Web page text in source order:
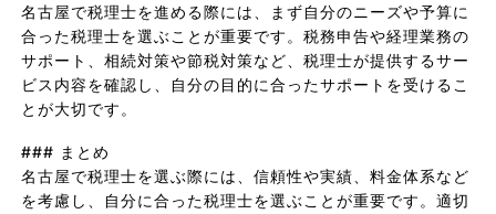
名古屋で税理士を進める際には、まず自分のニーズや予算に
合った税理士を選ぶことが重要です。税務申告や経理業務の
サポート、相続対策や節税対策など、税理士が提供するサー
ビス内容を確認し、自分の目的に合ったサポートを受けるこ
とが大切です。
### まとめ
名古屋で税理士を選ぶ際には、信頼性や実績、料金体系など
を考慮し、自分に合った税理士を選ぶことが重要です。適切